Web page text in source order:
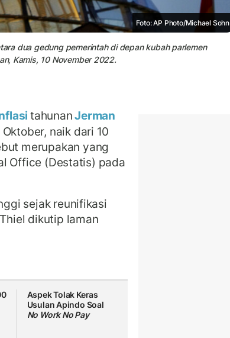
Foto: AP Photo/Michael Sohn
dua gedung pemerintah di depan kubah parlemen
Kamis, 10 November 2022.
tahunanJerman
naik dari 10
merupakan yang
Office (Destatis) pada
sejak reunifikasi
dikutip laman
Aspek Tolak Keras
Usulan Apindo Soal
No Work No Pay